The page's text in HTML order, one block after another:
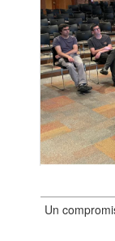
Un